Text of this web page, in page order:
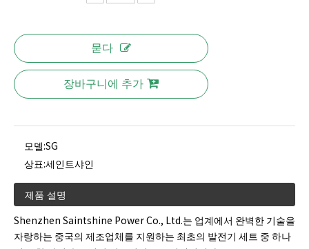
묻다
장바구니에 추가
모델:SG
상표:세인트샤인
제품 설명
Shenzhen Saintshine Power Co., Ltd.는 업계에서 완벽한 기술을
자랑하는 중국의 제조업체를 지원하는 최초의 발전기 세트 중 하나